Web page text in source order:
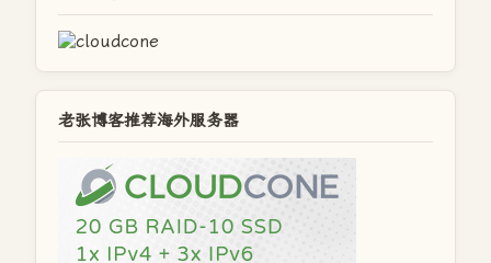
老张博客推荐海外服务器